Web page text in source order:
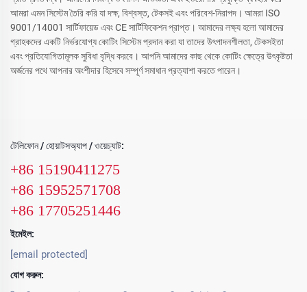
আমরা এমন সিস্টেম তৈরি করি যা দক্ষ, বিশ্বস্ত, টেকসই এবং পরিবেশ-নিরাপদ। আমরা ISO
9001/14001 সার্টিফায়েড এবং CE সার্টিফিকেশন প্রাপ্ত। আমাদের লক্ষ্য হলো আমাদের
গ্রাহকদের একটি নির্ভরযোগ্য কোটিং সিস্টেম প্রদান করা যা তাদের উৎপাদনশীলতা, টেকসইতা
এবং প্রতিযোগিতামূলক সুবিধা বৃদ্ধি করবে। আপনি আমাদের কাছ থেকে কোটিং ক্ষেত্রে উৎকৃষ্টতা
অর্জনের পথে আপনার অংশীদার হিসেবে সম্পূর্ণ সমাধান প্রত্যাশা করতে পারেন।
টেলিফোন / হোয়াটসঅ্যাপ / ওয়েচ্যাট:
+86 15190411275
+86 15952571708
+86 17705251446
ইমেইল:
[email protected]
যোগ করুন: